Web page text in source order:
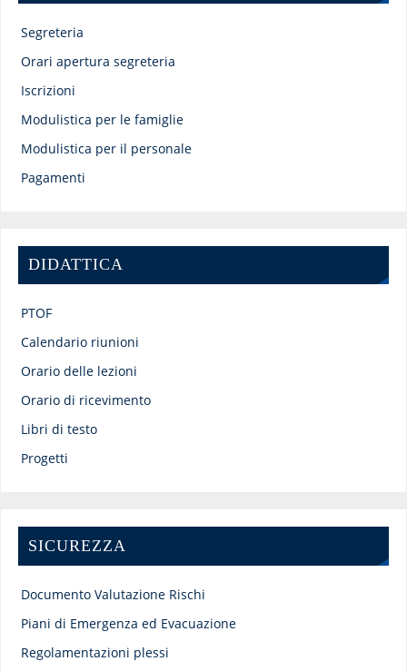
Segreteria
Orari apertura segreteria
Iscrizioni
Modulistica per le famiglie
Modulistica per il personale
Pagamenti
DIDATTICA
PTOF
Calendario riunioni
Orario delle lezioni
Orario di ricevimento
Libri di testo
Progetti
SICUREZZA
Documento Valutazione Rischi
Piani di Emergenza ed Evacuazione
Regolamentazioni plessi